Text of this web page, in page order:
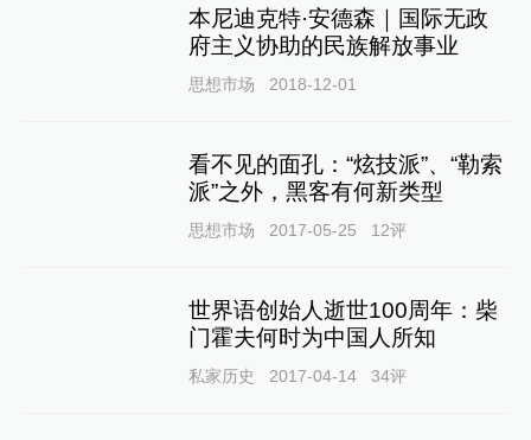
本尼迪克特·安德森｜国际无政
府主义协助的民族解放事业
思想市场 2018-12-01
看不见的面孔：“炫技派”、“勒索
派”之外，黑客有何新类型
思想市场 2017-05-25 12评
世界语创始人逝世100周年：柴
门霍夫何时为中国人所知
私家历史 2017-04-14 34评